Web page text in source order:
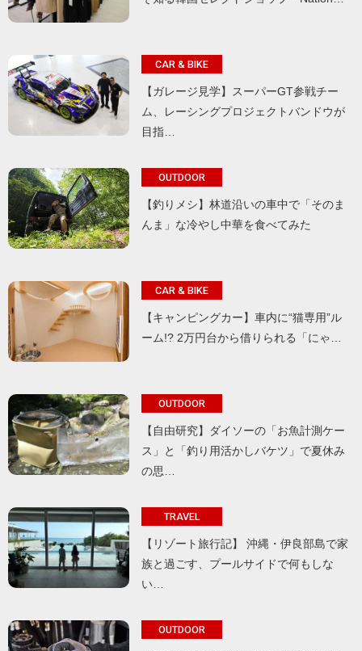
CAR & BIKE
【ガレージ見学】スーパーGT参戦チー
ム、レーシングプロジェクトバンドウが
目指…
OUTDOOR
【釣りメシ】林道沿いの車中で「そのま
んま」な冷やし中華を食べてみた
CAR & BIKE
【キャンピングカー】車内に“猫専用”ル
ーム!? 2万円台から借りられる「にゃ…
OUTDOOR
【自由研究】ダイソーの「お魚計測ケー
ス」と「釣り用活かしバケツ」で夏休み
の思…
TRAVEL
【リゾート旅行記】 沖縄・伊良部島で家
族と過ごす、プールサイドで何もしな
い…
OUTDOOR